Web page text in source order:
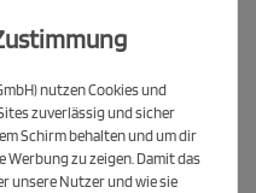
Match
Reinigungsset
für Innen- und
nutzen Cookies und
zuverlässig und sicher
Schirm behalten und um dir
zu zeigen. Damit das
unsere Nutzer und wie sie